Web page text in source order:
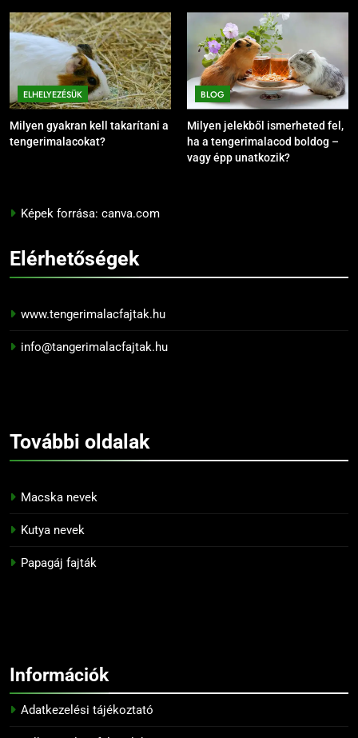
ELHELYEZÉSÜK
Milyen gyakran kell takarítani a
tengerimalacokat?
BLOG
Milyen jelekből ismerheted fel,
ha a tengerimalacod boldog –
vagy épp unatkozik?
Képek forrása: canva.com
Elérhetőségek
www.tengerimalacfajtak.hu
info@tangerimalacfajtak.hu
További oldalak
Macska nevek
Kutya nevek
Papagáj fajták
Információk
Adatkezelési tájékoztató